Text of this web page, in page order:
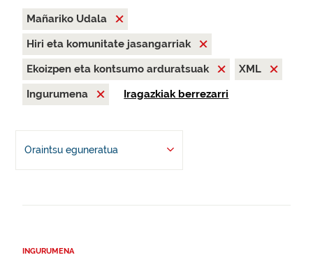
Mañariko Udala
Hiri eta komunitate jasangarriak
Ekoizpen eta kontsumo arduratsuak
XML
Ingurumena
Iragazkiak berrezarri
Oraintsu eguneratua
INGURUMENA